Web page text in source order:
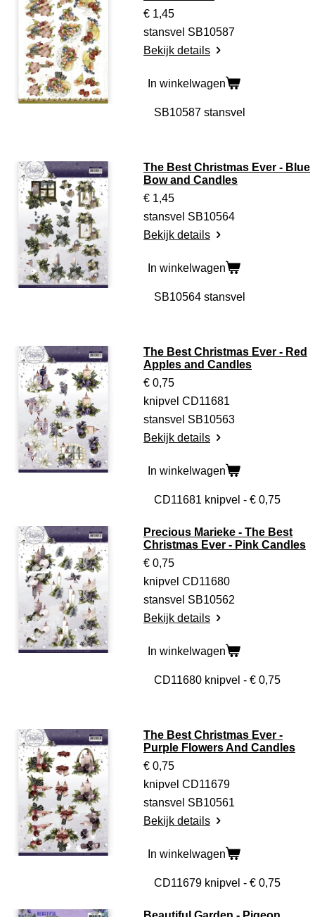
€ 1,45
stansvel SB10587
Bekijk details
In winkelwagen
The Best Christmas Ever - Blue
Bow and Candles
€ 1,45
stansvel SB10564
Bekijk details
In winkelwagen
The Best Christmas Ever - Red
Apples and Candles
€ 0,75
knipvel CD11681
stansvel SB10563
Bekijk details
In winkelwagen
Precious Marieke - The Best
Christmas Ever - Pink Candles
€ 0,75
knipvel CD11680
stansvel SB10562
Bekijk details
In winkelwagen
The Best Christmas Ever -
Purple Flowers And Candles
€ 0,75
knipvel CD11679
stansvel SB10561
Bekijk details
In winkelwagen